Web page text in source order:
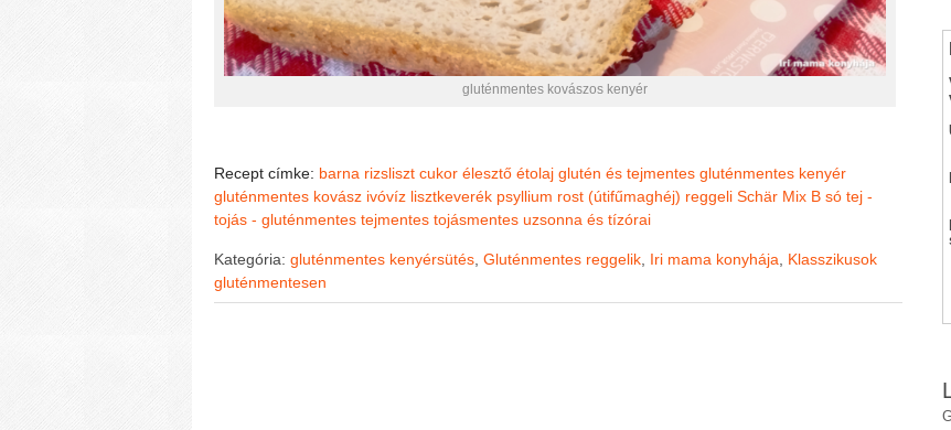
gluténmentes kovászos kenyér
Recept címke: barna rizsliszt cukor élesztő étolaj glutén és tejmentes gluténmentes kenyér
gluténmentes kovász ivóvíz lisztkeverék psyllium rost (útifűmaghéj) reggeli Schär Mix B só tej -
tojás - gluténmentes tejmentes tojásmentes uzsonna és tízórai
Kategória: gluténmentes kenyérsütés Gluténmentes reggelik Iri mama konyhája
Klasszikusok
gluténmentesen